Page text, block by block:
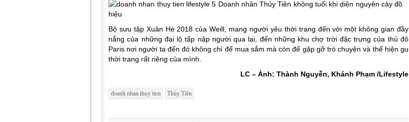
Bộ sưu tập Xuân Hè 2018 của Weill, mang người yêu thời trang đến với một không gian đầy
nắng của những đại lộ tấp nập người qua lại, đến những khu chợ trời đặc trưng của thủ đô
Paris nơi người ta đến đó không chỉ để mua sắm mà còn để gặp gỡ trò chuyện và thể hiện gu
thời trang rất riêng của mình.
LC – Ảnh: Thành Nguyễn, Khánh Phạm /Lifestyle
doanh nhan thuy tien Thủy Tiên